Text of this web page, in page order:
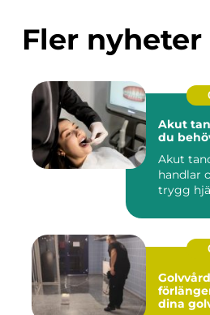
Fler nyheter
Akut
du
Akut
handlar
trygg
dina